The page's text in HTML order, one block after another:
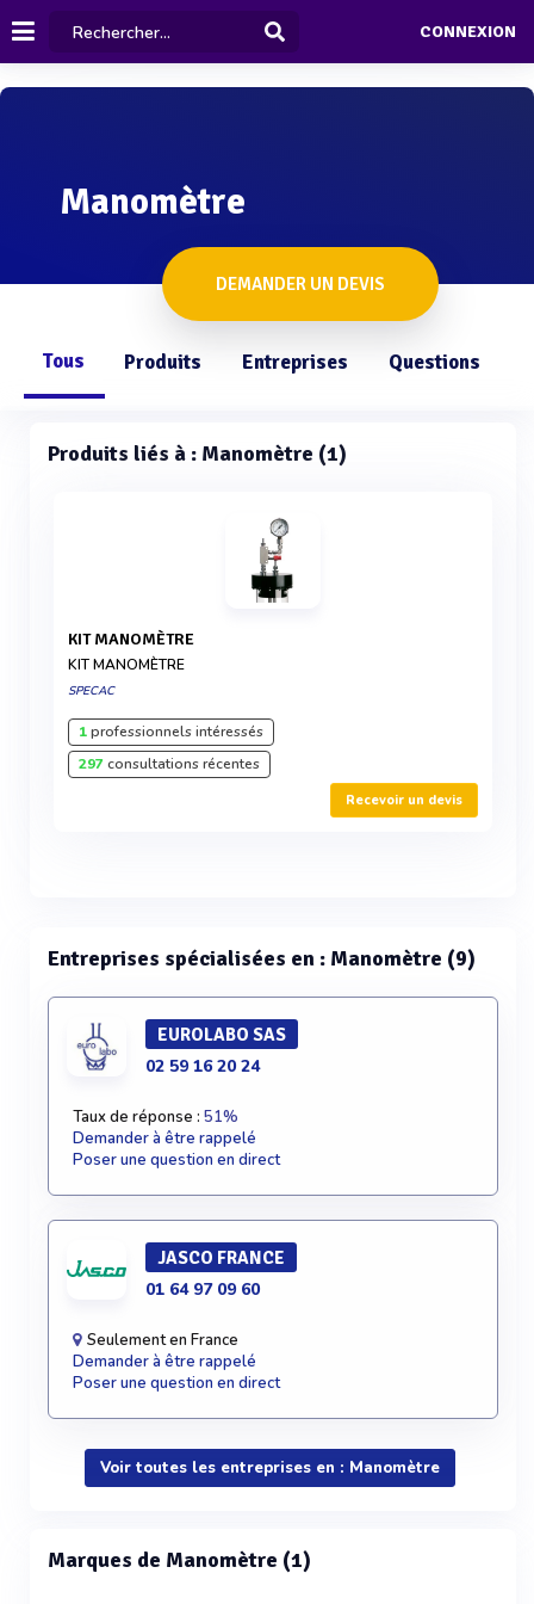
CONNEXION
Manomètre
DEMANDER UN DEVIS
Tous Produits Entreprises Questions
Produits liés à : Manomètre (1)
KIT MANOMÈTRE
KIT MANOMÈTRE
SPECAC
1professionnels intéressés
297consultations récentes
Recevoir un devis
Entreprises spécialisées en : Manomètre (9)
EUROLABO SAS
02 59 16 20 24
Taux de réponse : 51%
Demander à être rappelé
Poser une question en direct
JASCO FRANCE
01 64 97 09 60
Seulement en France
Demander à être rappelé
Poser une question en direct
Voir toutes les entreprises en : Manomètre
Marques de Manomètre (1)